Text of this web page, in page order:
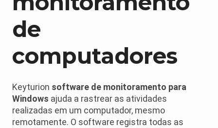
de
computadores
Keyturion software de monitoramento para
Windows ajuda a rastrear as atividades
realizadas em um computador, mesmo
remotamente. O software registra todas as